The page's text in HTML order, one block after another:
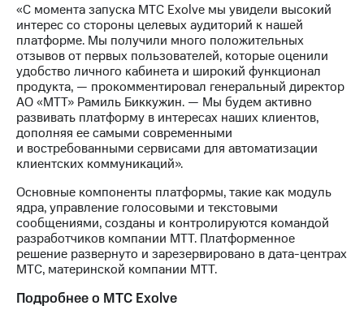
акций
Дивиденды
Рынок
облигаций
Описание
Еврооблигации-2023
Уведомление
о
погашении
именных
облигаций
Другое
Регистратор
Реквизиты
Контакты
развитие
деловая этика
«С момента запуска МТС Exolve мы увидели высокий
интерес со стороны целевых аудиторий к нашей
платформе. Мы получили много положительных
отзывов от первых пользователей, которые оценили
удобство личного кабинета и широкий функционал
продукта, — прокомментировал генеральный директор
АО «МТТ» Рамиль Биккужин. — Мы будем активно
развивать платформу в интересах наших клиентов,
дополняя ее самыми современными
и востребованными сервисами для автоматизации
клиентских коммуникаций».
Основные компоненты платформы, такие как модуль
ядра, управление голосовыми и текстовыми
сообщениями, созданы и контролируются командой
разработчиков компании МТТ. Платформенное
решение развернуто и зарезервировано в дата-центрах
МТС, материнской компании МТТ.
Подробнее о МТС Exolve